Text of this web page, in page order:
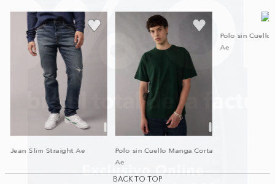
Jean Slim Straight Ae
Polo sin Cuello Manga Corta
Ae
Polo sin Cuello
Ae
BACK TO TOP